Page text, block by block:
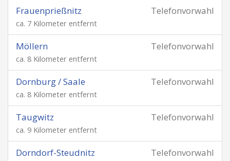
Telefonvorwahl
Frauenprießnitz
ca. 7 Kilometer entfernt
Telefonvorwahl
Möllern
ca. 8 Kilometer entfernt
Telefonvorwahl
Dornburg / Saale
ca. 8 Kilometer entfernt
Telefonvorwahl
Taugwitz
ca. 9 Kilometer entfernt
Telefonvorwahl
Dorndorf-Steudnitz